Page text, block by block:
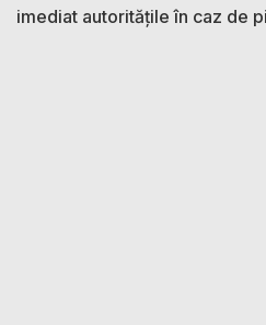
imediat autoritățile în caz de